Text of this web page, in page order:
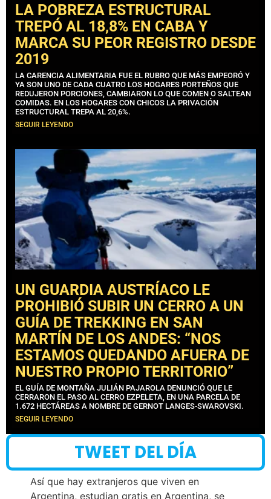
LA POBREZA ESTRUCTURAL
TREPÓ AL 18,8% EN CABA Y
MARCA SU PEOR REGISTRO DESDE
2019
LA CARENCIA ALIMENTARIA FUE EL RUBRO QUE MÁS EMPEORÓ Y
YA SON UNO DE CADA CUATRO LOS HOGARES PORTEÑOS QUE
REDUJERON PORCIONES, CAMBIARON LO QUE COMEN O SALTEAN
COMIDAS. EN LOS HOGARES CON CHICOS LA PRIVACIÓN
ESTRUCTURAL TREPA AL 20,6%.
SEGUIR LEYENDO
UN GUARDIA AUSTRÍACO LE
PROHIBIÓ SUBIR UN CERRO A UN
GUÍA DE TREKKING EN SAN
MARTÍN DE LOS ANDES: “NOS
ESTAMOS QUEDANDO AFUERA DE
NUESTRO PROPIO TERRITORIO”
EL GUÍA DE MONTAÑA JULIÁN PAJAROLA DENUNCIÓ QUE LE
CERRARON EL PASO AL CERRO EZPELETA, EN UNA PARCELA DE
1.672 HECTÁREAS A NOMBRE DE GERNOT LANGES-SWAROVSKI.
SEGUIR LEYENDO
TWEET DEL DÍA
Así que hay extranjeros que viven en
Argentina, estudian gratis en Argentina, se